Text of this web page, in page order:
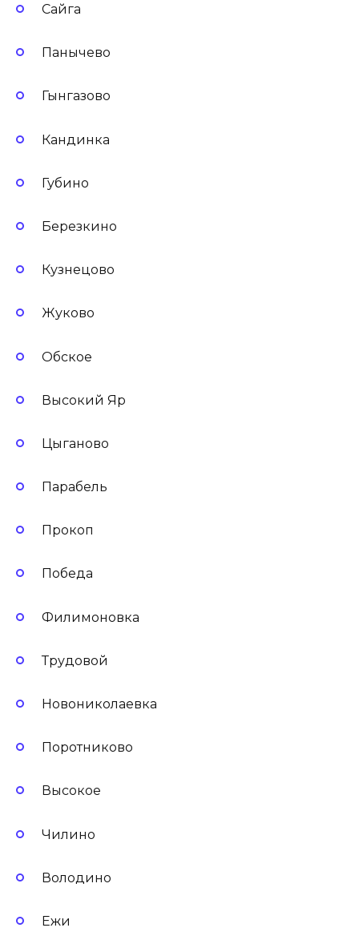
Сайга
Панычево
Гынгазово
Кандинка
Губино
Березкино
Кузнецово
Жуково
Обское
Высокий Яр
Цыганово
Парабель
Прокоп
Победа
Филимоновка
Трудовой
Новониколаевка
Поротниково
Высокое
Чилино
Володино
Ежи